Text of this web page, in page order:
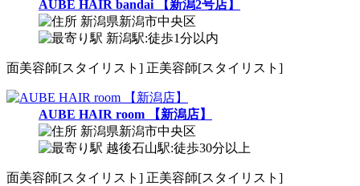
AUBE HAIR bandai 【新潟2号店】
新潟県新潟市中央区
新潟駅:徒歩1分以内
面美容師[スタイリスト] 正美容師[スタイリスト]
AUBE HAIR room 【新潟店】
新潟県新潟市中央区
越後石山駅:徒歩30分以上
面美容師[スタイリスト] 正美容師[スタイリスト]